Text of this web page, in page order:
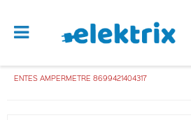
ENTES AMPERMETRE 8699421404317